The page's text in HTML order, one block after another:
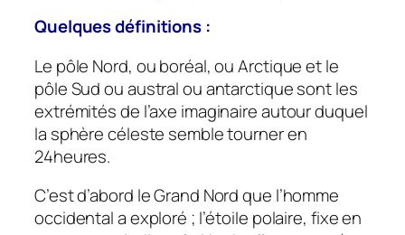
Quelques définitions :
Le pôle Nord, ou boréal, ou Arctique et le
pôle Sud ou austral ou antarctique sont les
extrémités de l’axe imaginaire autour duquel
la sphère céleste semble tourner en
24heures.
C’est d’abord le Grand Nord que l’homme
occidental a exploré ; l’étoile polaire, fixe en